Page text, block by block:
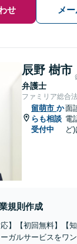
せ メ
辰野 樹市
弁護士
ファミリア総合
留萌市 か
らも相談
受付中
面
電
ど
規則作成
】【初回無料】【
ガルサービスをワ